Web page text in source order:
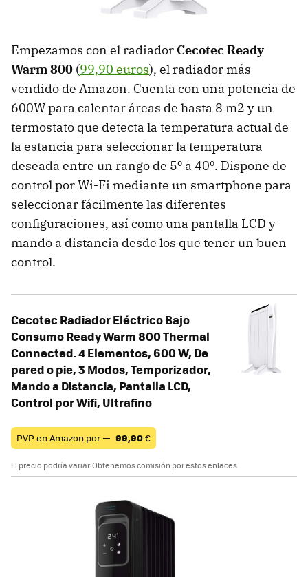
Empezamos con el radiador Cecotec Ready
Warm 800 (99,90 euros), el radiador más
vendido de Amazon. Cuenta con una potencia de
600W para calentar áreas de hasta 8 m2 y un
termostato que detecta la temperatura actual de
la estancia para seleccionar la temperatura
deseada entre un rango de 5º a 40º. Dispone de
control por Wi-Fi mediante un smartphone para
seleccionar fácilmente las diferentes
configuraciones, así como una pantalla LCD y
mando a distancia desde los que tener un buen
control.
Cecotec Radiador Eléctrico Bajo
Consumo Ready Warm 800 Thermal
Connected. 4 Elementos, 600 W, De
pared o pie, 3 Modos, Temporizador,
Mando a Distancia, Pantalla LCD,
Control por Wifi, Ultrafino
PVP en Amazon por — 99,90€
El precio podría variar. Obtenemos comisión por estos enlaces